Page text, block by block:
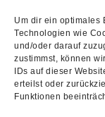
Um dir ein optimales
Technologien wie
und/oder darauf
zustimmst, können
IDs auf dieser
erteilst oder
Funktionen